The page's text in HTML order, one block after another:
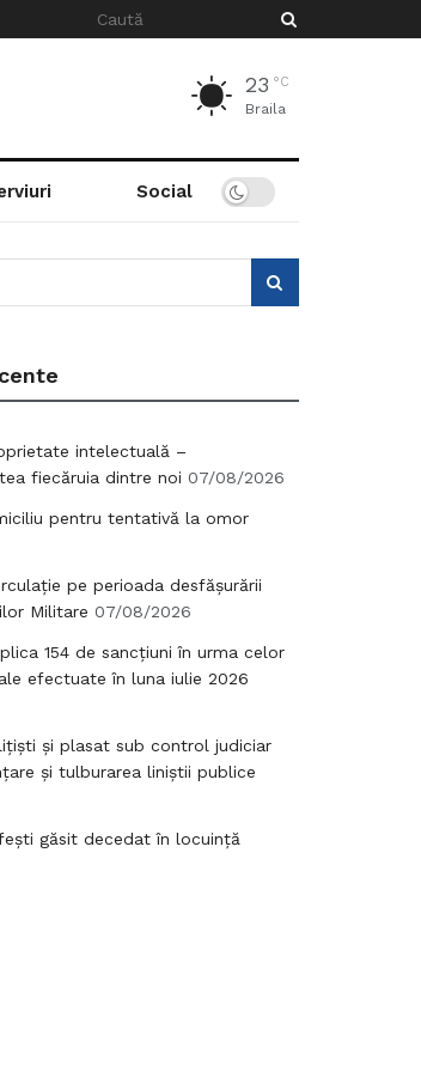
23 °C
Braila
Social
intelectuală –
fiecăruia dintre noi 07/08/2026
pentru tentativă la omor
pe perioada desfășurării
Militare 07/08/2026
154 de sancțiuni în urma celor
efectuate în luna iulie 2026
și plasat sub control judiciar
și tulburarea liniștii publice
găsit decedat în locuință